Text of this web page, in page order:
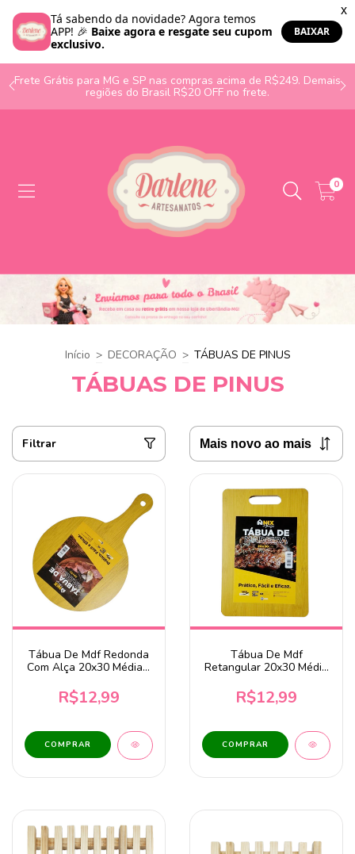
Frete Grátis para MG e SP nas compras acima de R$249. Demais
regiões do Brasil R$20 OFF no frete.
0
Início > DECORAÇÃO > TÁBUAS DE PINUS
TÁBUAS DE PINUS
Filtrar
Tábua De Mdf Redonda
Com Alça 20x30 Média -
R$12,99
Tábua De Mdf
Retangular 20x30 Média
R$12,99